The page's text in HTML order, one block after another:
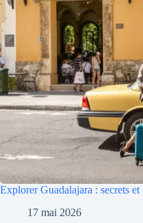
Explorer Guadalajara : secrets et
17 mai 2026